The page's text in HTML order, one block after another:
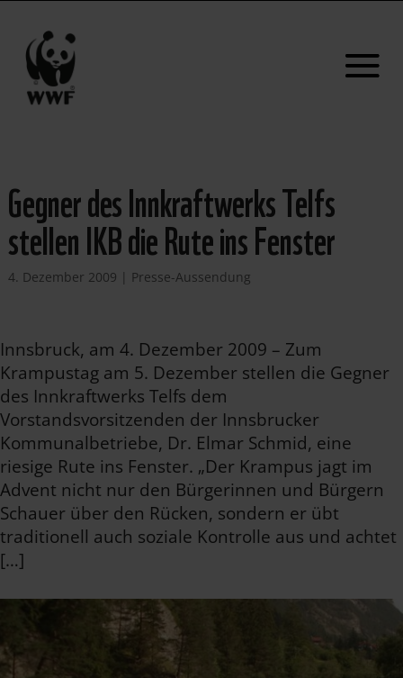
Gegner des Innkraftwerks Telfs
stellen IKB die Rute ins Fenster
4. Dezember 2009 | Presse-Aussendung
Innsbruck, am 4. Dezember 2009 – Zum
Krampustag am 5. Dezember stellen die Gegner
des Innkraftwerks Telfs dem
Vorstandsvorsitzenden der Innsbrucker
Kommunalbetriebe, Dr. Elmar Schmid, eine
riesige Rute ins Fenster. „Der Krampus jagt im
Advent nicht nur den Bürgerinnen und Bürgern
Schauer über den Rücken, sondern er übt
traditionell auch soziale Kontrolle aus und achtet
[…]